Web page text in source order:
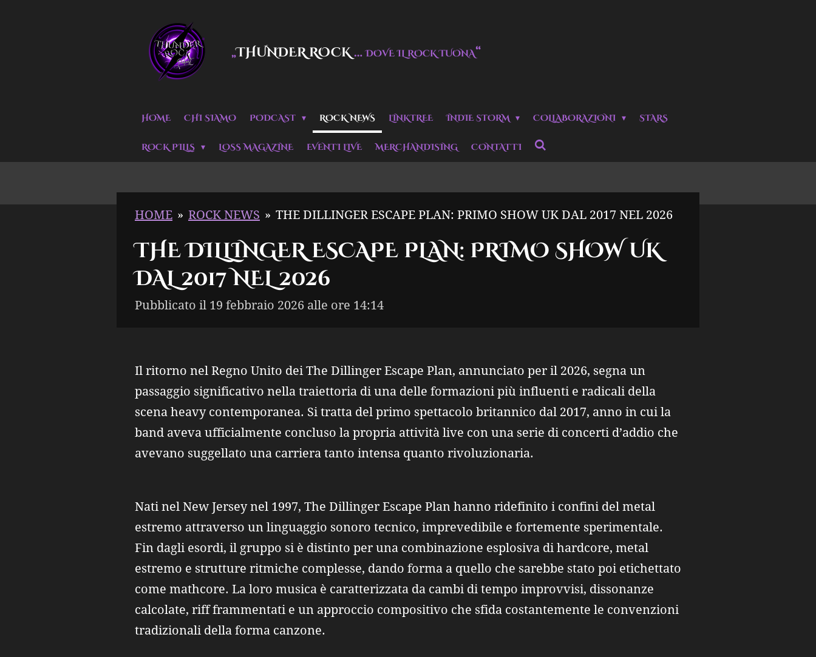
„THUNDER ROCK…DOVE IL ROCK TUONA“
HOME CHI SIAMO PODCAST ROCK NEWS LINKTREE INDIE STORM COLLABORAZIONI STARS
ROCK PILLS LOSS MAGAZINE EVENTI LIVE MERCHANDISING CONTATTI
HOME » ROCK NEWS » THE DILLINGER ESCAPE PLAN: PRIMO SHOW UK DAL 2017 NEL 2026
THE DILLINGER ESCAPE PLAN: PRIMO SHOW UK
DAL 2017 NEL 2026
Pubblicato il 19 febbraio 2026 alle ore 14:14
Il ritorno nel Regno Unito dei The Dillinger Escape Plan, annunciato per il 2026, segna un
passaggio significativo nella traiettoria di una delle formazioni più influenti e radicali della
scena heavy contemporanea. Si tratta del primo spettacolo britannico dal 2017, anno in cui la
band aveva ufficialmente concluso la propria attività live con una serie di concerti d’addio che
avevano suggellato una carriera tanto intensa quanto rivoluzionaria.
Nati nel New Jersey nel 1997, The Dillinger Escape Plan hanno ridefinito i confini del metal
estremo attraverso un linguaggio sonoro tecnico, imprevedibile e fortemente sperimentale.
Fin dagli esordi, il gruppo si è distinto per una combinazione esplosiva di hardcore, metal
estremo e strutture ritmiche complesse, dando forma a quello che sarebbe stato poi etichettato
come mathcore. La loro musica è caratterizzata da cambi di tempo improvvisi, dissonanze
calcolate, riff frammentati e un approccio compositivo che sfida costantemente le convenzioni
tradizionali della forma canzone.